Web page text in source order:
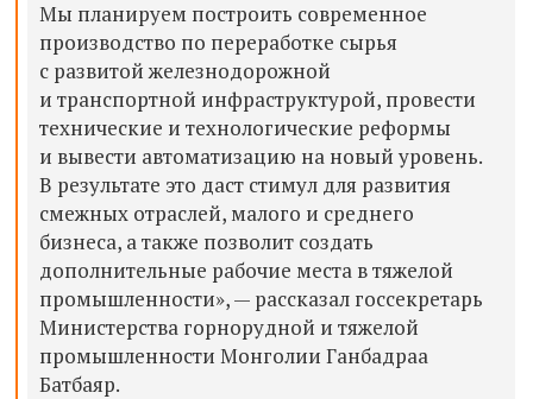
Мы планируем построить современное
производство по переработке сырья
с развитой железнодорожной
и транспортной инфраструктурой, провести
технические и технологические реформы
и вывести автоматизацию на новый уровень.
В результате это даст стимул для развития
смежных отраслей, малого и среднего
бизнеса, а также позволит создать
дополнительные рабочие места в тяжелой
промышленности», — рассказал госсекретарь
Министерства горнорудной и тяжелой
промышленности Монголии Ганбадраа
Батбаяр.